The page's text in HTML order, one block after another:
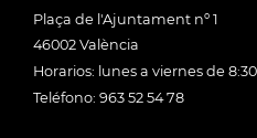
Plaça de l'Ajuntament nº 1
46002 València
Horarios: lunes a viernes de
Teléfono: 963 52 54 78